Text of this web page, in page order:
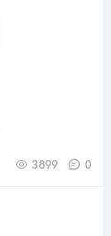
3899 0